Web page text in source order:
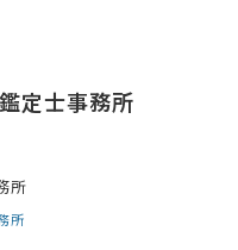
定士事務所
所